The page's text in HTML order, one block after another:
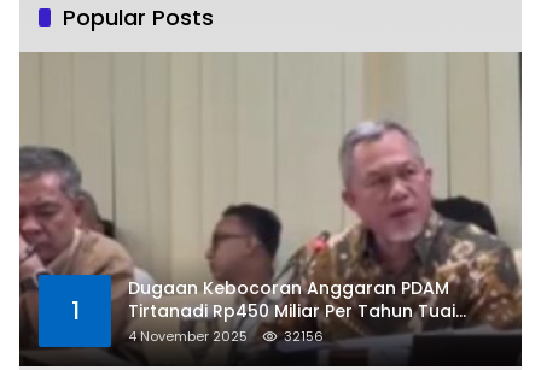
Popular Posts
1
Dugaan Kebocoran Anggaran PDAM
Tirtanadi Rp450 Miliar Per Tahun Tuai
Kritikan
4 November 2025 32156